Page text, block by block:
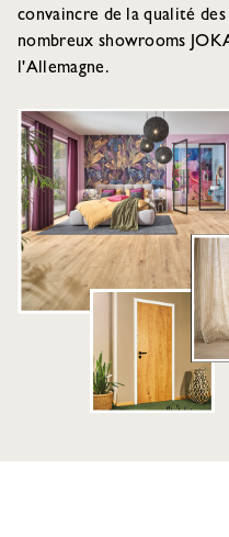
convaincre de la qualité
nombreux showrooms
l'Allemagne.